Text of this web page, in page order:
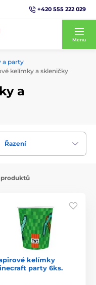
+420 555 222 029
Menu
a party
kelímky a skleničky
a
Řazení
produktů
kelímky
party 6ks.